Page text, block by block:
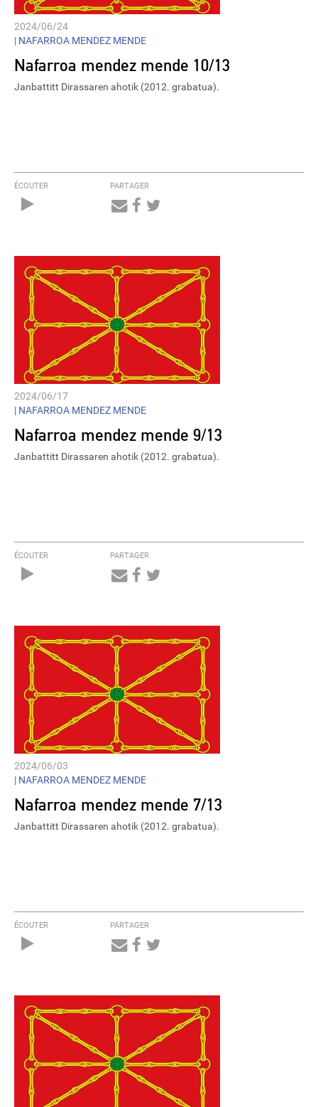
2024/06/24
| NAFARROA MENDEZ MENDE
Nafarroa mendez mende 10/13
Janbattitt Dirassaren ahotik (2012. grabatua).
ÉCOUTER PARTAGER
2024/06/17
| NAFARROA MENDEZ MENDE
Nafarroa mendez mende 9/13
Janbattitt Dirassaren ahotik (2012. grabatua).
ÉCOUTER PARTAGER
2024/06/03
| NAFARROA MENDEZ MENDE
Nafarroa mendez mende 7/13
Janbattitt Dirassaren ahotik (2012. grabatua).
ÉCOUTER PARTAGER